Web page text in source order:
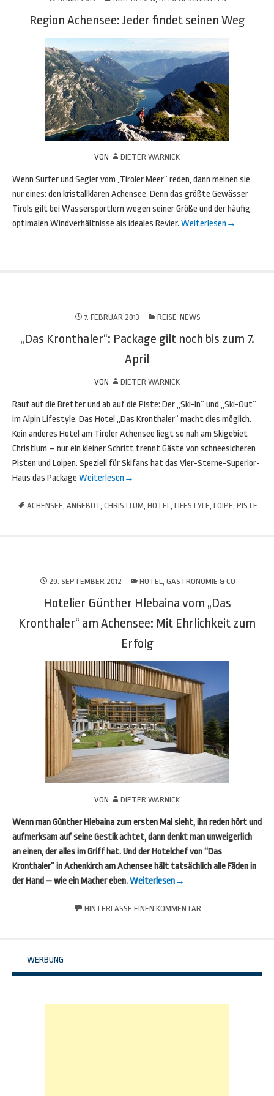
Region Achensee: Jeder findet seinen Weg
VON DIETER WARNICK
Wenn Surfer und Segler vom „Tiroler Meer“ reden, dann meinen sie
nur eines: den kristallklaren Achensee. Denn das größte Gewässer
Tirols gilt bei Wassersportlern wegen seiner Größe und der häufig
optimalen Windverhältnisse als ideales Revier. Weiterlesen →
7. FEBRUAR 2013 REISE-NEWS
„Das Kronthaler“: Package gilt noch bis zum 7.
April
VON DIETER WARNICK
Rauf auf die Bretter und ab auf die Piste: Der „Ski-In“ und „Ski-Out“
im Alpin Lifestyle. Das Hotel „Das Kronthaler“ macht dies möglich.
Kein anderes Hotel am Tiroler Achensee liegt so nah am Skigebiet
Christlum – nur ein kleiner Schritt trennt Gäste von schneesicheren
Pisten und Loipen. Speziell für Skifans hat das Vier-Sterne-Superior-
Haus das Package Weiterlesen →
ACHENSEE, ANGEBOT, CHRISTLUM, HOTEL, LIFESTYLE, LOIPE, PISTE
29. SEPTEMBER 2012 HOTEL, GASTRONOMIE & CO
Hotelier Günther Hlebaina vom „Das
Kronthaler“ am Achensee: Mit Ehrlichkeit zum
Erfolg
VON DIETER WARNICK
Wenn man Günther Hlebaina zum ersten Mal sieht, ihn reden hört und
aufmerksam auf seine Gestik achtet, dann denkt man unweigerlich
an einen, der alles im Griff hat. Und der Hotelchef von “Das
Kronthaler” in Achenkirch am Achensee hält tatsächlich alle Fäden in
der Hand – wie ein Macher eben.Weiterlesen→
HINTERLASSE EINEN KOMMENTAR
WERBUNG